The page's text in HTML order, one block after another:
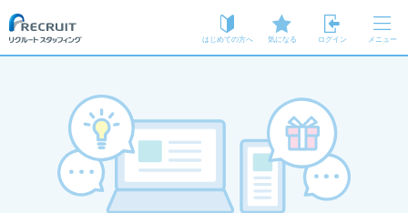
はじめての方へ 気になる ログイン メニュー